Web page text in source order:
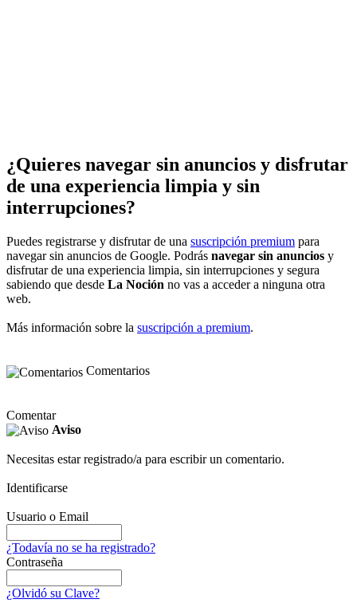
¿Quieres navegar sin anuncios y disfrutar
de una experiencia limpia y sin
interrupciones?
Puedes registrarse y disfrutar de una suscripción premium para
navegar sin anuncios de Google. Podrás navegar sin anuncios y
disfrutar de una experiencia limpia, sin interrupciones y segura
sabiendo que desde La Noción no vas a acceder a ninguna otra
web.
Más información sobre la suscripción a premium.
Comentarios
Comentar
Aviso
Necesitas estar registrado/a para escribir un comentario.
Identificarse
Usuario o Email
¿Todavía no se ha registrado?
Contraseña
¿Olvidó su Clave?